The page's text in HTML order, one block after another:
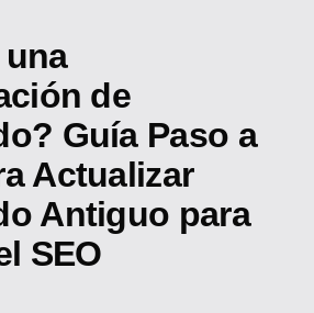
de
Guía Paso a
Actualizar
Antiguo para
SEO